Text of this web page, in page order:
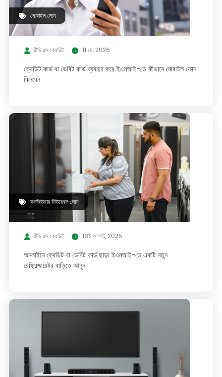
মোবাইল লোন
টিভিএস ক্রেডিট 11 মে, 2026
ক্রেডিট কার্ড বা ডেবিট কার্ড ব্যবহার করে ইএমআই-তে কীভাবে মোবাইল ফোন
কিনবেন
কনজিউমার ডিউরেবল লোন
টিভিএস ক্রেডিট 18ই আগস্ট, 2025
অনলাইনে ক্রেডিট বা ডেবিট কার্ড ছাড়া ইএমআই-তে একটি নতুন
রেফ্রিজারেটর বাড়িতে আনুন